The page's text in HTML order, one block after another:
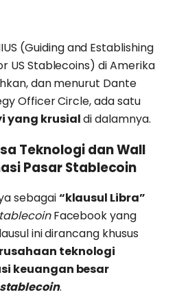
(Guiding and Establishing
US Stablecoins) di Amerika
dan menurut Dante
Officer Circle, ada satu
yang krusialdi dalamnya.
Teknologi dan Wall
Pasar Stablecoin
sebagai“klausul Libra”
Facebook yang
ini dirancang khusus
teknologi
keuangan besar
stablecoin.